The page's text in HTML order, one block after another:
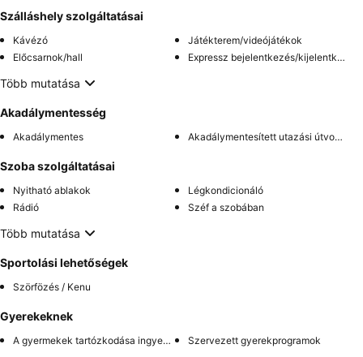
Szálláshely szolgáltatásai
Kávézó
Játékterem/videójátékok
Előcsarnok/hall
Expressz bejelentkezés/kijelentkezés
Több mutatása
Akadálymentesség
Akadálymentes Akadálymentesített utazási útvonal
Szoba szolgáltatásai
Nyitható ablakok
Légkondicionáló
Rádió
Széf a szobában
Több mutatása
Sportolási lehetőségek
Szörfözés / Kenu
Gyerekeknek
A gyermekek tartózkodása ingyenes Szervezett gyerekprogramok